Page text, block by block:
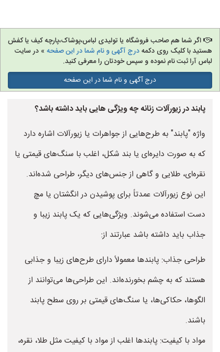
اگر شما هم صاحب فروشگاه یا تولیدی لباس،پوشاک،پارچه کیف یا کفش
هستید با کلیک روی دکمهدرج آگهی و نام شما در این صفحه » در سایت
لباس آرا ثبت نام نموده و سپس خودتان را معرفی کنید.
درج آگهی و نام شما در این صفحه
پابند در زیورآلات زنانه چه ویژگی هایی باید داشته باشد؟
واژه "پابند" به طرح‌هایی از جواهرات یا زیورآلات اشاره دارد
که به صورت دایره‌ای یا بند شکل، اغلب با سنگ‌های قیمتی یا
نقره‌ای، طلایی و گاهی از جنس‌های دیگر، طراحی شده‌اند.
این نوع زیورآلات عمدتاً برای پوشیدن در انگشتان یا مچ
دست استفاده می‌شوند. ویژگی‌هایی که یک پابند زیبا و
جذاب باید داشته باشد عبارتند از:
طراحی جذاب: پابندها معمولاً دارای طرح‌های زیبا و جذابی
هستند که به چشم بخورنده‌اند. این طراحی‌ها می‌توانند از
الگوها، حکاکی‌ها، یا سنگ‌های قیمتی بر روی سطح پابند
باشند.
مواد با کیفیت: پابندها اغلب از مواد با کیفیت مثل طلا، نقره،